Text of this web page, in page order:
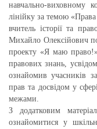
навчально-виховному
лінійку за темою
вчитель історії та
Михайло Олексійович
проекту «Я маю
правових знань,
ознайомив учасників
прав та досвідом у
межами.
З додатковим
ознайомитися у